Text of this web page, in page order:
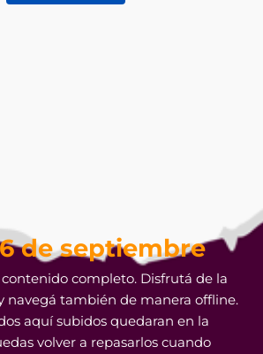
de septiembre
completo. Disfrutá de la
navegá también de manera offline.
aquí subidos quedaran en la
volver a repasarlos cuando